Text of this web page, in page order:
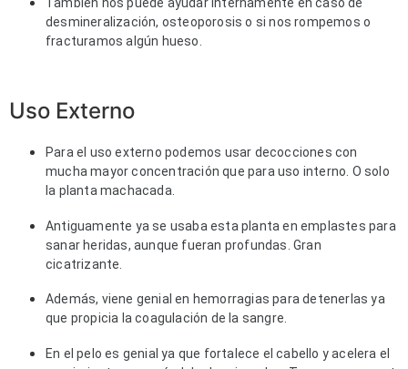
desmineralización, osteoporosis o si nos rompemos o
fracturamos algún hueso.
Uso Externo
Para el uso externo podemos usar decocciones con
mucha mayor concentración que para uso interno. O solo
la planta machacada.
Antiguamente ya se usaba esta planta en emplastes para
sanar heridas, aunque fueran profundas. Gran
cicatrizante.
Además, viene genial en hemorragias para detenerlas ya
que propicia la coagulación de la sangre.
En el pelo es genial ya que fortalece el cabello y acelera el